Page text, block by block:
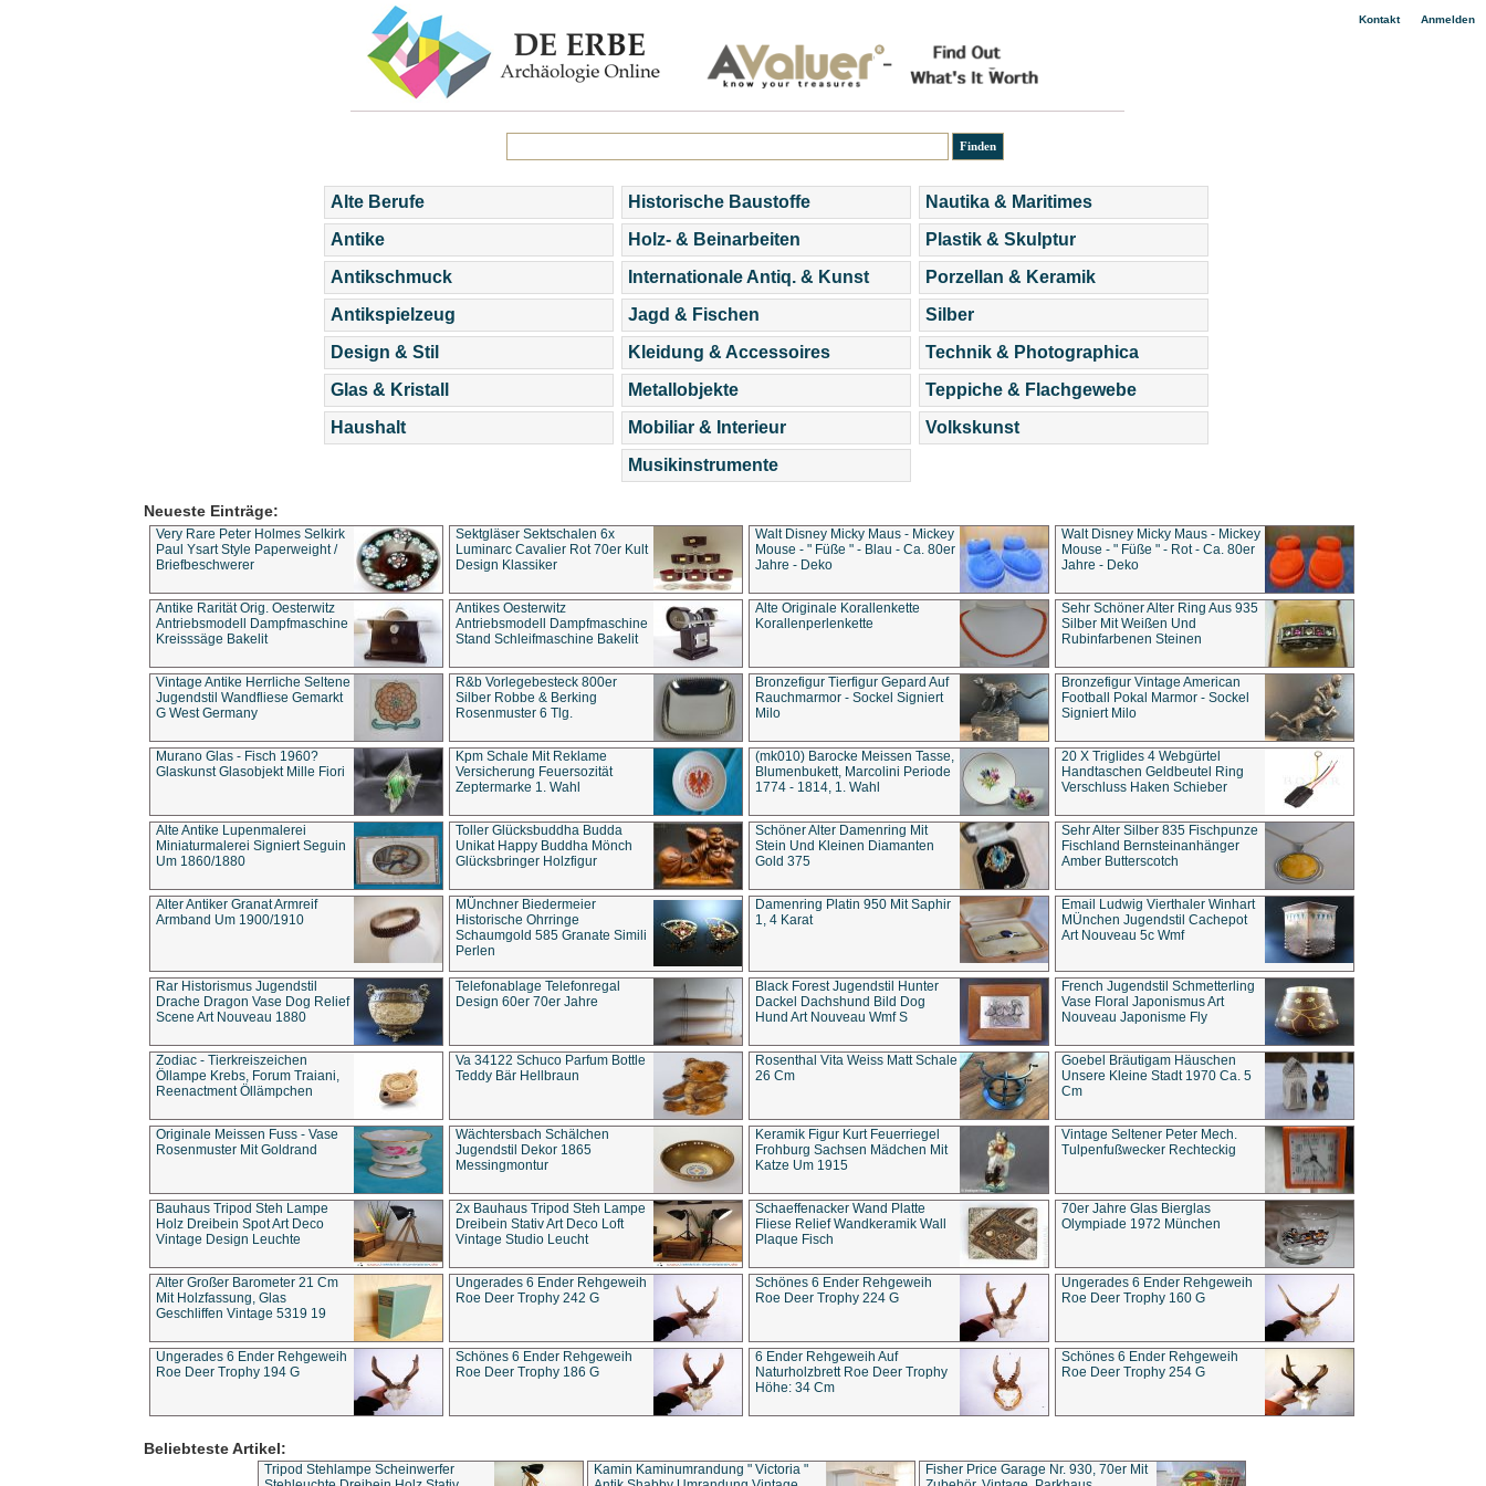
Kontakt| Anmelden
Alte Berufe
Antike
Antikschmuck
Antikspielzeug
Design & Stil
Glas & Kristall
Haushalt
Historische Baustoffe
Holz- & Beinarbeiten
Internationale Antiq. & Kunst
Jagd & Fischen
Kleidung & Accessoires
Metallobjekte
Mobiliar & Interieur
Musikinstrumente
Nautika & Maritimes
Plastik & Skulptur
Porzellan & Keramik
Silber
Technik & Photographica
Teppiche & Flachgewebe
Volkskunst
Neueste Einträge:
Very Rare Peter Holmes Selkirk
Paul Ysart Style Paperweight /
Briefbeschwerer
Sektgläser Sektschalen 6x
Luminarc Cavalier Rot 70er Kult
Design Klassiker
Walt Disney Micky Maus - Mickey
Mouse - " Füße " - Blau - Ca. 80er
Jahre - Deko
Walt Disney Micky Maus - Mickey
Mouse - " Füße " - Rot - Ca. 80er
Jahre - Deko
Antike Rarität Orig. Oesterwitz
Antriebsmodell Dampfmaschine
Kreisssäge Bakelit
Antikes Oesterwitz
Antriebsmodell Dampfmaschine
Stand Schleifmaschine Bakelit
Alte Originale Korallenkette
Korallenperlenkette
Sehr Schöner Alter Ring Aus 935
Silber Mit Weißen Und
Rubinfarbenen Steinen
Vintage Antike Herrliche Seltene
Jugendstil Wandfliese Gemarkt
G West Germany
R&b Vorlegebesteck 800er
Silber Robbe & Berking
Rosenmuster 6 Tlg.
Bronzefigur Tierfigur Gepard Auf
Rauchmarmor - Sockel Signiert
Milo
Bronzefigur Vintage American
Football Pokal Marmor - Sockel
Signiert Milo
Murano Glas - Fisch 1960?
Glaskunst Glasobjekt Mille Fiori
Kpm Schale Mit Reklame
Versicherung Feuersozität
Zeptermarke 1. Wahl
(mk010) Barocke Meissen Tasse,
Blumenbukett, Marcolini Periode
1774 - 1814, 1. Wahl
20 X Triglides 4 Webgürtel
Handtaschen Geldbeutel Ring
Verschluss Haken Schieber
Alte Antike Lupenmalerei
Miniaturmalerei Signiert Seguin
Um 1860/1880
Toller Glücksbuddha Budda
Unikat Happy Buddha Mönch
Glücksbringer Holzfigur
Schöner Alter Damenring Mit
Stein Und Kleinen Diamanten
Gold 375
Sehr Alter Silber 835 Fischpunze
Fischland Bernsteinanhänger
Amber Butterscotch
Alter Antiker Granat Armreif
Armband Um 1900/1910
MÜnchner Biedermeier
Historische Ohrringe
Schaumgold 585 Granate Simili
Perlen
Damenring Platin 950 Mit Saphir
1, 4 Karat
Email Ludwig Vierthaler Winhart
MÜnchen Jugendstil Cachepot
Art Nouveau 5c Wmf
Rar Historismus Jugendstil
Drache Dragon Vase Dog Relief
Scene Art Nouveau 1880
Telefonablage Telefonregal
Design 60er 70er Jahre
Black Forest Jugendstil Hunter
Dackel Dachshund Bild Dog
Hund Art Nouveau Wmf S
French Jugendstil Schmetterling
Vase Floral Japonismus Art
Nouveau Japonisme Fly
Zodiac - Tierkreiszeichen
Öllampe Krebs, Forum Traiani,
Reenactment Öllämpchen
Va 34122 Schuco Parfum Bottle
Teddy Bär Hellbraun
Rosenthal Vita Weiss Matt Schale
26 Cm
Goebel Bräutigam Häuschen
Unsere Kleine Stadt 1970 Ca. 5
Cm
Originale Meissen Fuss - Vase
Rosenmuster Mit Goldrand
Wächtersbach Schälchen
Jugendstil Dekor 1865
Messingmontur
Keramik Figur Kurt Feuerriegel
Frohburg Sachsen Mädchen Mit
Katze Um 1915
Vintage Seltener Peter Mech.
Tulpenfußwecker Rechteckig
Bauhaus Tripod Steh Lampe
Holz Dreibein Spot Art Deco
Vintage Design Leuchte
2x Bauhaus Tripod Steh Lampe
Dreibein Stativ Art Deco Loft
Vintage Studio Leucht
Schaeffenacker Wand Platte
Fliese Relief Wandkeramik Wall
Plaque Fisch
70er Jahre Glas Bierglas
Olympiade 1972 München
Alter Großer Barometer 21 Cm
Mit Holzfassung, Glas
Geschliffen Vintage 5319 19
Ungerades 6 Ender Rehgeweih
Roe Deer Trophy 242 G
Schönes 6 Ender Rehgeweih
Roe Deer Trophy 224 G
Ungerades 6 Ender Rehgeweih
Roe Deer Trophy 160 G
Ungerades 6 Ender Rehgeweih
Roe Deer Trophy 194 G
Schönes 6 Ender Rehgeweih
Roe Deer Trophy 186 G
6 Ender Rehgeweih Auf
Naturholzbrett Roe Deer Trophy
Höhe: 34 Cm
Schönes 6 Ender Rehgeweih
Roe Deer Trophy 254 G
Beliebteste Artikel:
Tripod Stehlampe Scheinwerfer
Kamin Kaminumrandung " Victoria "
Fisher Price Garage Nr. 930, 70er Mit